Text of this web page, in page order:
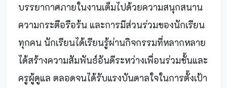
บรรยากาศภายในงานเต็มไปด้วยความสนุกสนาน
ความกระตือรือร้น และการมีส่วนร่วมของนักเรียน
ทุกคน นักเรียนได้เรียนรู้ผ่านกิจกรรมที่หลากหลาย
ได้สร้างความสัมพันธ์อันดีระหว่างเพื่อนร่วมชั้นและ
ครูผู้ดูแล ตลอดจนได้รับแรงบันดาลใจในการตั้งเป้า